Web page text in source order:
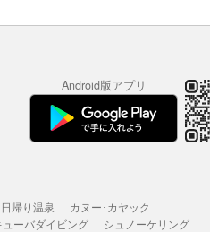
Android版アプリ
日帰り温泉
カヌー･カヤック
ーバダイビング
シュノーケリング